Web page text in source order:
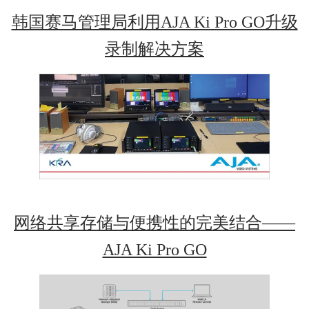
韩国赛马管理局利用AJA Ki Pro GO升级
录制解决方案
网络共享存储与便携性的完美结合——
AJA Ki Pro GO